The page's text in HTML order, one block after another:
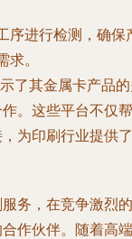
序进行检测，确保
。
了其金属卡产品
。这些平台不仅帮
为印刷行业提供了
务，在竞争激烈的
作伙伴。随着高端